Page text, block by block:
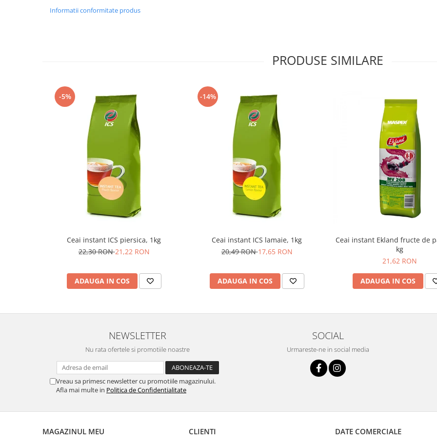
Informatii conformitate produs
PRODUSE SIMILARE
-5%
Ceai instant ICS piersica, 1kg
22,30 RON21,22 RON
ADAUGA IN COS
-14%
Ceai instant ICS lamaie, 1kg
20,49 RON17,65 RON
ADAUGA IN COS
Ceai instant Ekland fructe de
kg
21,62 RON
ADAUGA IN COS
NEWSLETTER
Nu rata ofertele si promotiile noastre
Vreau sa primesc newsletter cu promotiile magazinului.
Afla mai multe in Politica de Confidentialitate
SOCIAL
Urmareste-ne in social media
MAGAZINUL MEU CLIENTI DATE COMERCIALE